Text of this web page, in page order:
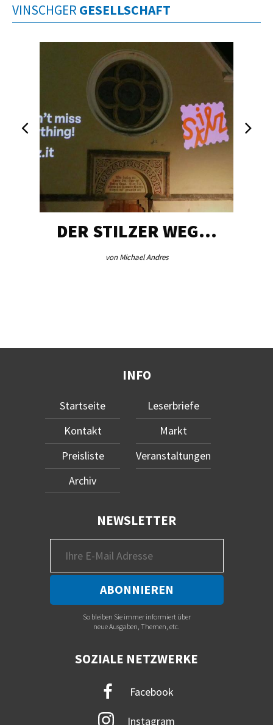
VINSCHGER GESELLSCHAFT
DER STILZER WEG…
von Michael Andres
INFO
Startseite
Kontakt
Preisliste
Archiv
Leserbriefe
Markt
Veranstaltungen
NEWSLETTER
So bleiben Sie immer informiert über
neue Ausgaben, Themen, etc.
SOZIALE NETZWERKE
Facebook
Instagram